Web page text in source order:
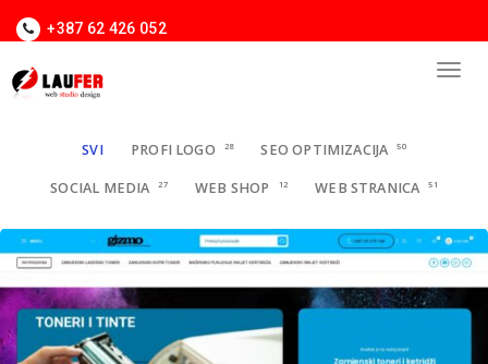
+387 62 426 052
SVI PROFI LOGO 28 SEO OPTIMIZACIJA 50
SOCIAL MEDIA 27 WEB SHOP 12 WEB STRANICA 51